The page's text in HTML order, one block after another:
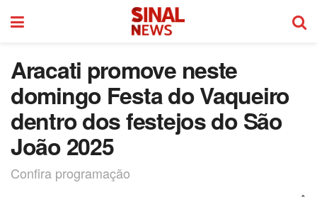
Aracati promove neste
domingo Festa do Vaqueiro
dentro dos festejos do São
João 2025
Confira programação